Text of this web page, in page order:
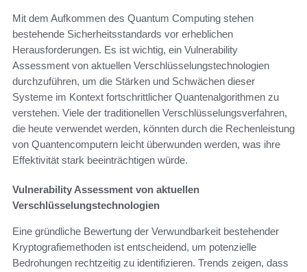
Mit dem Aufkommen des Quantum Computing stehen
bestehende Sicherheitsstandards vor erheblichen
Herausforderungen. Es ist wichtig, ein Vulnerability
Assessment von aktuellen Verschlüsselungstechnologien
durchzuführen, um die Stärken und Schwächen dieser
Systeme im Kontext fortschrittlicher Quantenalgorithmen zu
verstehen. Viele der traditionellen Verschlüsselungsverfahren,
die heute verwendet werden, könnten durch die Rechenleistung
von Quantencomputern leicht überwunden werden, was ihre
Effektivität stark beeinträchtigen würde.
Vulnerability Assessment von aktuellen
Verschlüsselungstechnologien
Eine gründliche Bewertung der Verwundbarkeit bestehender
Kryptografiemethoden ist entscheidend, um potenzielle
Bedrohungen rechtzeitig zu identifizieren. Trends zeigen, dass